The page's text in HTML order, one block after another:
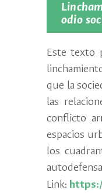
odio
Este texto
que la
las
conflicto
espacios
los
Link: